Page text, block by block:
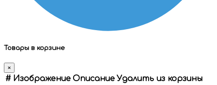
Товары в корзине
×
# Изображение Описание Удалить из корзины